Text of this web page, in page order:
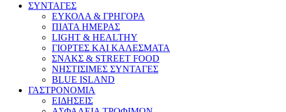
ΣΥΝΤΑΓΕΣ
ΕΥΚΟΛΑ & ΓΡΗΓΟΡΑ
ΠΙΑΤΑ ΗΜΕΡΑΣ
LIGHT & HEALTHY
ΓΙΟΡΤΕΣ ΚΑΙ ΚΑΛΕΣΜΑΤΑ
ΣΝΑΚΣ & STREET FOOD
ΝΗΣΤΙΣΙΜΕΣ ΣΥΝΤΑΓΕΣ
BLUE ISLAND
ΓΑΣΤΡΟΝΟΜΙΑ
ΕΙΔΗΣΕΙΣ